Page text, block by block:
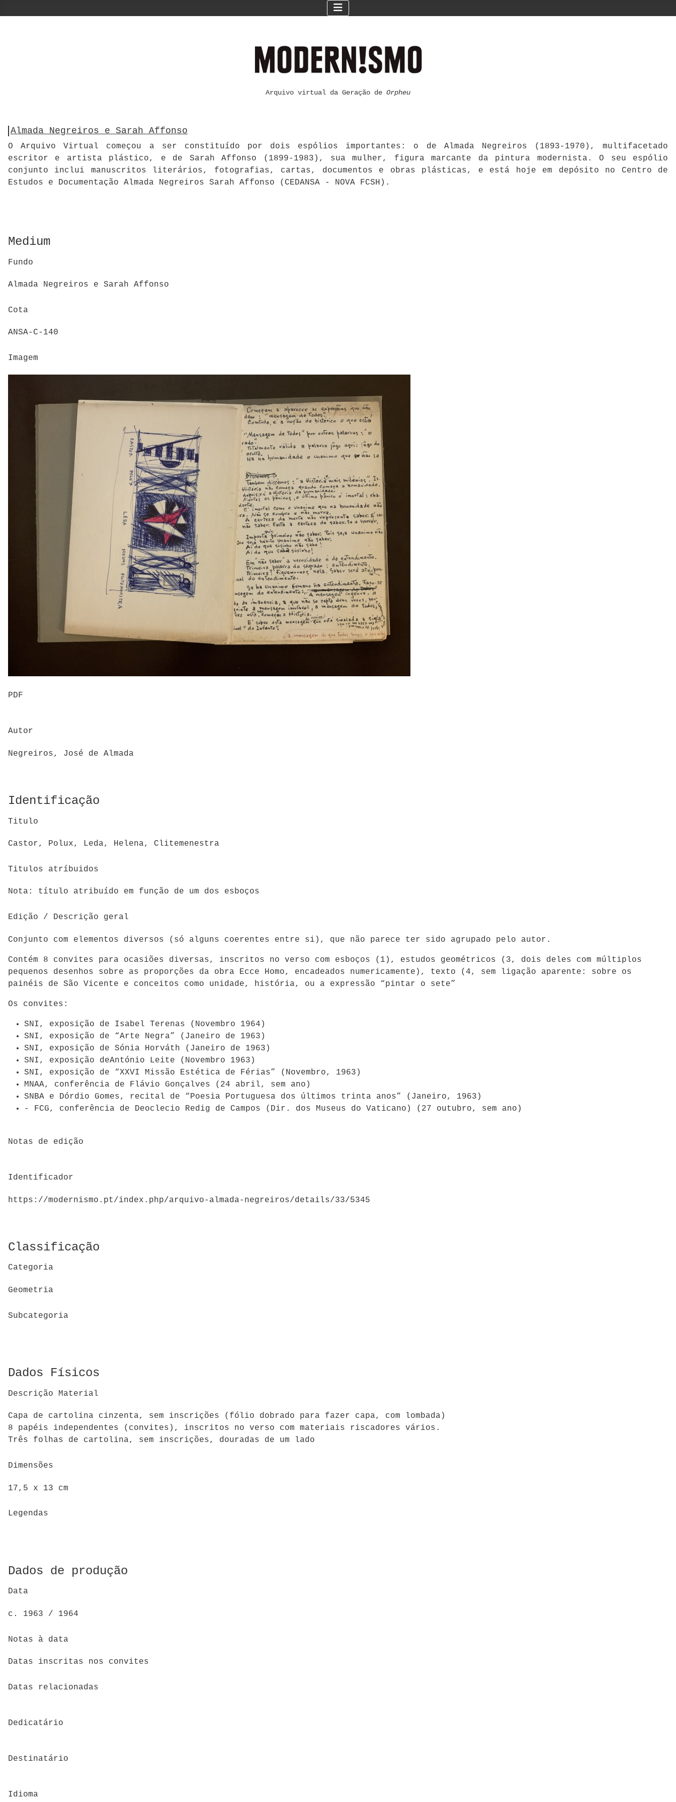
Arquivo virtual da Geração de Orpheu
Almada Negreiros e Sarah Affonso
O Arquivo Virtual começou a ser constituído por dois espólios importantes: o de Almada Negreiros (1893-1970), multifacetado
escritor e artista plástico, e de Sarah Affonso (1899-1983), sua mulher, figura marcante da pintura modernista. O seu espólio
conjunto inclui manuscritos literários, fotografias, cartas, documentos e obras plásticas, e está hoje em depósito no Centro de
Estudos e Documentação Almada Negreiros Sarah Affonso (CEDANSA - NOVA FCSH).
Medium
Fundo
Almada Negreiros e Sarah Affonso
Cota
ANSA-C-140
Imagem
PDF
Autor
Negreiros, José de Almada
Identificação
Titulo
Castor, Polux, Leda, Helena, Clitemenestra
Titulos atríbuidos
Nota: título atribuído em função de um dos esboços
Edição / Descrição geral
Conjunto com elementos diversos (só alguns coerentes entre si), que não parece ter sido agrupado pelo autor.
Contém 8 convites para ocasiões diversas, inscritos no verso com esboços (1), estudos geométricos (3, dois deles com múltiplos
pequenos desenhos sobre as proporções da obra Ecce Homo, encadeados numericamente), texto (4, sem ligação aparente: sobre os
painéis de São Vicente e conceitos como unidade, história, ou a expressão “pintar o sete”
Os convites:
SNI, exposição de Isabel Terenas (Novembro 1964)
SNI, exposição de “Arte Negra” (Janeiro de 1963)
SNI, exposição de Sónia Horváth (Janeiro de 1963)
SNI, exposição deAntónio Leite (Novembro 1963)
SNI, exposição de “XXVI Missão Estética de Férias” (Novembro, 1963)
MNAA, conferência de Flávio Gonçalves (24 abril, sem ano)
SNBA e Dórdio Gomes, recital de “Poesia Portuguesa dos últimos trinta anos” (Janeiro, 1963)
- FCG, conferência de Deoclecio Redig de Campos (Dir. dos Museus do Vaticano) (27 outubro, sem ano)
Notas de edição
Identificador
https://modernismo.pt/index.php/arquivo-almada-negreiros/details/33/5345
Classificação
Categoria
Geometria
Subcategoria
Dados Físicos
Descrição Material
Capa de cartolina cinzenta, sem inscrições (fólio dobrado para fazer capa, com lombada)
8 papéis independentes (convites), inscritos no verso com materiais riscadores vários.
Três folhas de cartolina, sem inscrições, douradas de um lado
Dimensões
17,5 x 13 cm
Legendas
Dados de produção
Data
c. 1963 / 1964
Notas à data
Datas inscritas nos convites
Datas relacionadas
Dedicatário
Destinatário
Idioma